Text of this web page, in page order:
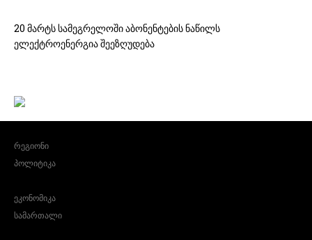
20 მარტს სამეგრელოში აბონენტების ნაწილს
ელექტროენერგია შეეზღუდება
რეგიონი
პოლიტიკა
ეკონომიკა
სამართალი